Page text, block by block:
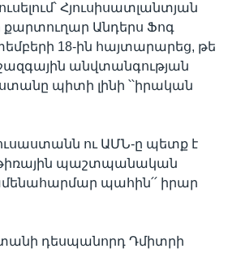
Հյուսիսատլանտյան
քարտուղար Անդերս Ֆոգ
18-ին հայտարարեց, թե
անվտանգության
պիտի լինի ՝՝իրական
ու ԱՄՆ-ը պետք է
պաշտպանական
պահին՛՛ իրար
դեսպանորդ Դմիտրի